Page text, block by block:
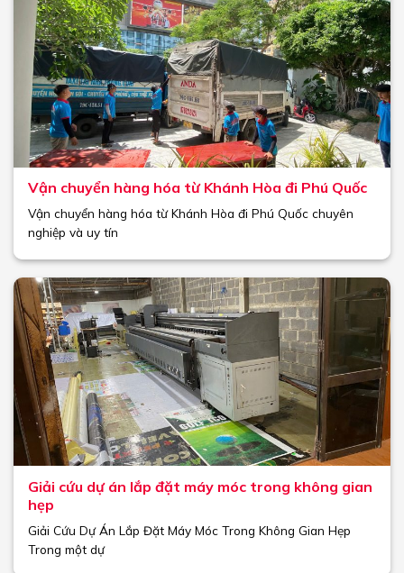
Vận chuyển hàng hóa từ Khánh Hòa đi Phú Quốc
Vận chuyển hàng hóa từ Khánh Hòa đi Phú Quốc chuyên
nghiệp và uy tín
Giải cứu dự án lắp đặt máy móc trong không gian
hẹp
Giải Cứu Dự Án Lắp Đặt Máy Móc Trong Không Gian Hẹp
Trong một dự